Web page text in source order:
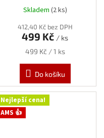
Skladem (2 ks)
412,40 Kč bez DPH
499 Kč / ks
Měrná
499 Kč / 1 ks
Do košíku
Nejlepší cena!
AMS 👍